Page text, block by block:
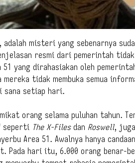
misteri yang sebenarnya
resmi dari pemerintah
51 yang dirahasiakan oleh
tidak membuka semua
setiap hari.
orang selama puluhan tahun.
seperti The X-Filesdan Roswell,
Area 51. Awalnya hanya
Pada hari itu, 6.000 orang benar-